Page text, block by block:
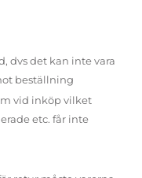
dvs det kan inte vara
beställning
vid inköp vilket
etc. får inte